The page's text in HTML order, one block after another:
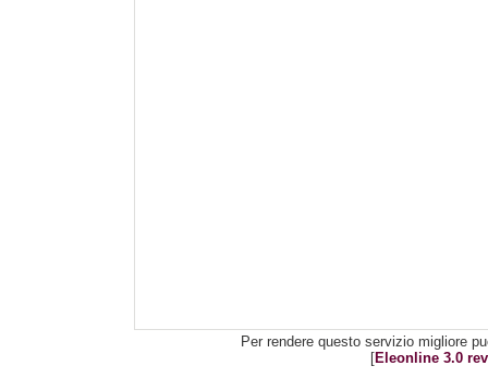
Per rendere questo servizio migliore
[Eleonline 3.0